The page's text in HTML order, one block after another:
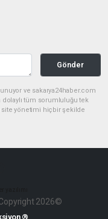
Gönder
ve sakarya24haber.com
dolaylı tüm sorumluluğu tek
site yönetimi hiçbir şekilde
2026©
®